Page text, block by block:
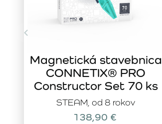
STEAM, od 8 rokov
Magnetická stavebnica
CONNETIX® PRO
Constructor Set 70 ks
138,90 €